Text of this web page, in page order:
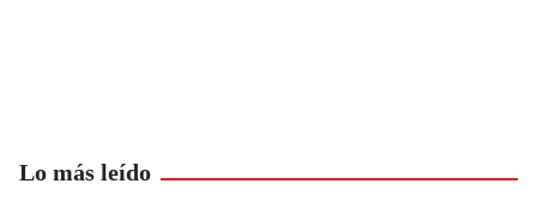
Lo más leído